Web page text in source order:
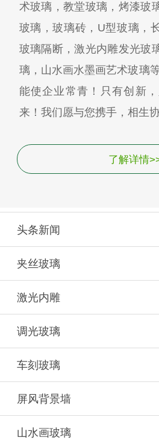
术玻璃，教堂玻璃，烤漆玻
玻璃，玻璃砖，U型玻璃，
玻璃隔断，激光内雕发光玻
璃，山水画水墨画艺术玻璃
能使企业常青！只有创新
来！我们愿与您携手，相生
了解详情
头条新闻
夹丝玻璃
激光内雕
调光玻璃
车刻玻璃
屏风背景墙
山水画玻璃